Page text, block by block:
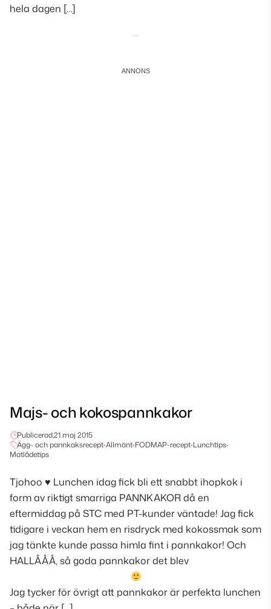
hela dagen […]
Majs- och kokospannkakor
Publicerad,21 maj 2015
Ägg- och pannkaksrecept•Allmänt•FODMAP-recept•Lunchtips•
Matlådetips
Tjohoo ♥ Lunchen idag fick bli ett snabbt ihopkok i
form av riktigt smarriga PANNKAKOR då en
eftermiddag på STC med PT-kunder väntade! Jag fick
tidigare i veckan hem en risdryck med kokossmak som
jag tänkte kunde passa himla fint i pannkakor! Och
HALLÅÅÅ, så goda pannkakor det blev
Jag tycker för övrigt att pannkakor är perfekta lunchen